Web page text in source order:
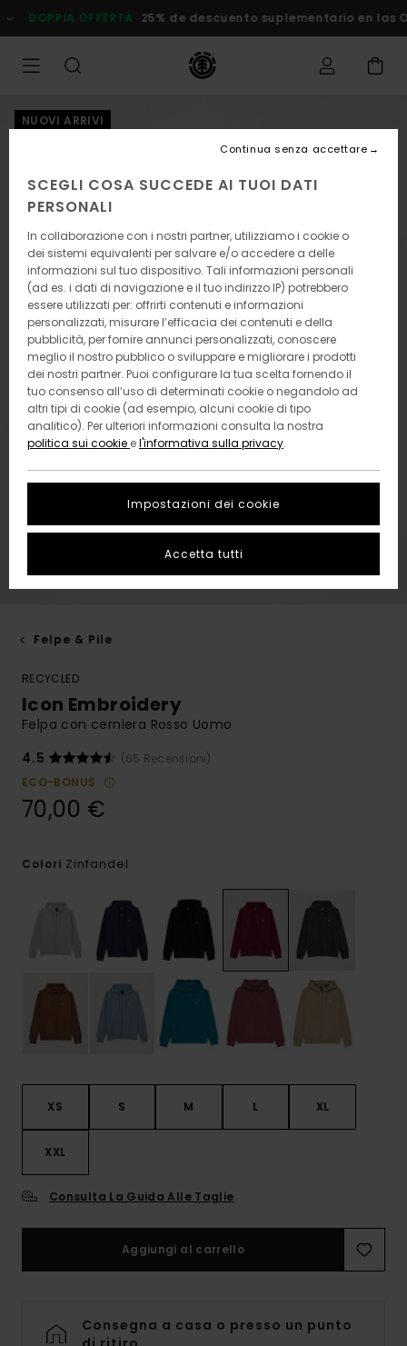
alle
informazioni
prodotto
DOPPIA OFFERTA 25% de descuento suplementario en
NUOVI ARRIVI
Felpe & Pile
RECYCLED
Icon Embroidery
Felpa con cerniera Rosso Uomo
4.5
(65 Recensioni)
ECO-BONUS
70,00 €
Colori Zinfandel
XS S M L XL
XXL
Consulta La Guida Alle Taglie
Aggiungi al carrello
Consegna a casa o presso un punto
SCEGLI COSA SUCCEDE AI TUOI DATI
PERSONALI
In collaborazione con i nostri partner, utilizziamo i cookie o
dei sistemi equivalenti per salvare e/o accedere a delle
informazioni sul tuo dispositivo. Tali informazioni personali
(ad es. i dati di navigazione e il tuo indirizzo IP) potrebbero
essere utilizzati per: offrirti contenuti e informazioni
personalizzati, misurare l’efficacia dei contenuti e della
pubblicità, per fornire annunci personalizzati, conoscere
meglio il nostro pubblico o sviluppare e migliorare i prodotti
dei nostri partner. Puoi configurare la tua scelta fornendo il
tuo consenso all’uso di determinati cookie o negandolo ad
altri tipi di cookie (ad esempio, alcuni cookie di tipo
analitico). Per ulteriori informazioni consulta la nostra
politica sui cookie el'informativa sulla privacy.
Impostazioni dei cookie
Continua senza accettare
Accetta tutti